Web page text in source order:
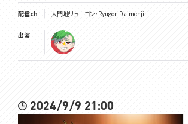
配信ch 大門地リューゴン・Ryugon Daimonji
出演
2024/9/9 21:00